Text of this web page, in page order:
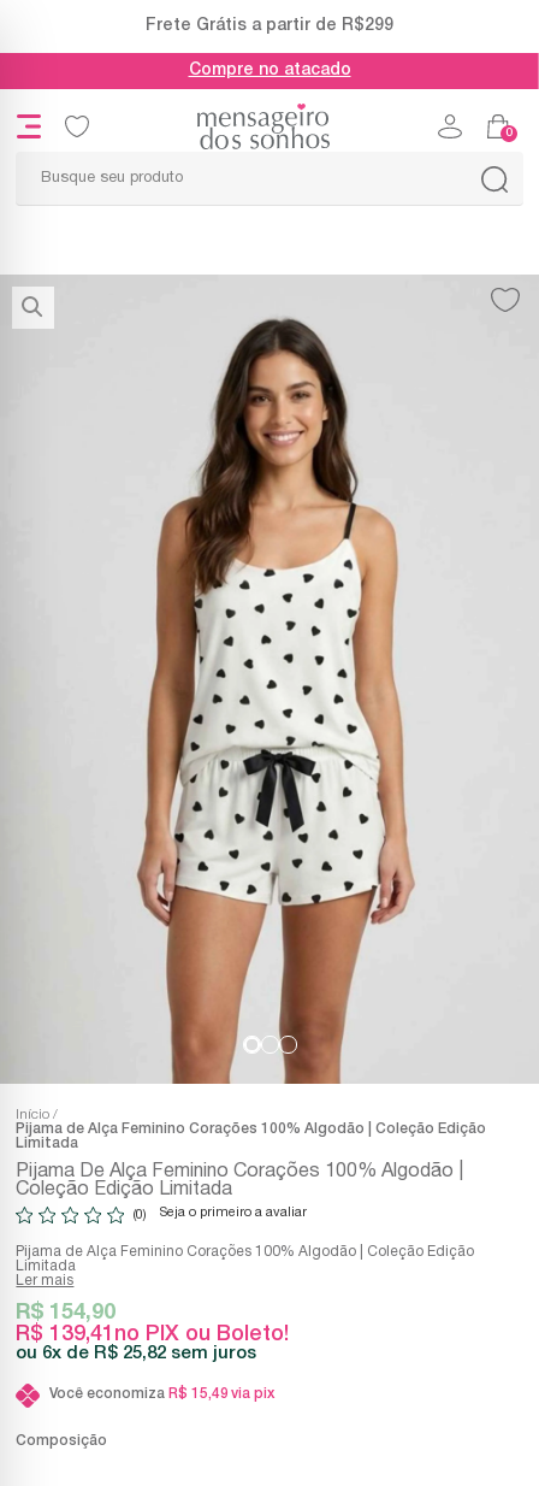
Frete Grátis a partir de R$299
Compre no atacado
0
Início
Pijama de Alça Feminino Corações 100% Algodão | Coleção Edição
Limitada
Pijama De Alça Feminino Corações 100% Algodão |
Coleção Edição Limitada
(0) Seja o primeiro a avaliar
Pijama de Alça Feminino Corações 100% Algodão | Coleção Edição
Limitada
Ler mais
R$ 139,41 no PIX ou Boleto!
R$ 154,90
6x R$ 25,82 sem juros
Você economiza R$ 15,49 via pix
Composição